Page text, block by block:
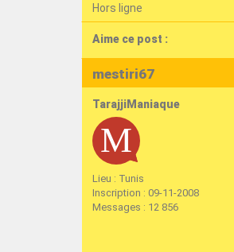
Hors ligne
Aime ce post :
mestiri67
TarajjiManiaque
Lieu : Tunis
Inscription : 09-11-2008
Messages : 12 856